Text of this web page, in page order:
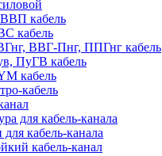
кабель
кабель
ВВГ-Пнг, ППГнг кабель
ПуГВ кабель
кабель
кабель
для кабель-канала
кабель-канала
кабель-канал